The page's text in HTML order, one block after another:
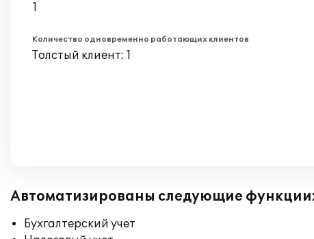
1
Количество одновременно работающих клиентов
Толстый клиент: 1
Автоматизированы следующие функции:
Бухгалтерский учет